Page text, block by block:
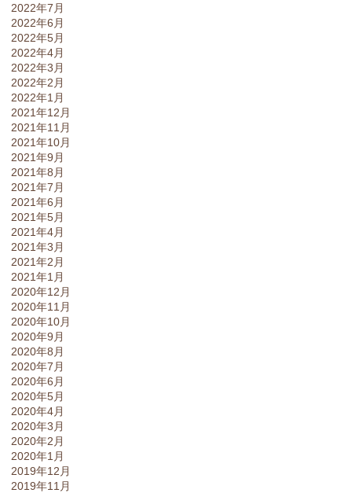
2022年7月
2022年6月
2022年5月
2022年4月
2022年3月
2022年2月
2022年1月
2021年12月
2021年11月
2021年10月
2021年9月
2021年8月
2021年7月
2021年6月
2021年5月
2021年4月
2021年3月
2021年2月
2021年1月
2020年12月
2020年11月
2020年10月
2020年9月
2020年8月
2020年7月
2020年6月
2020年5月
2020年4月
2020年3月
2020年2月
2020年1月
2019年12月
2019年11月